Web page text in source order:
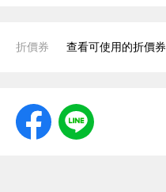
折價券 查看可使用的折價券